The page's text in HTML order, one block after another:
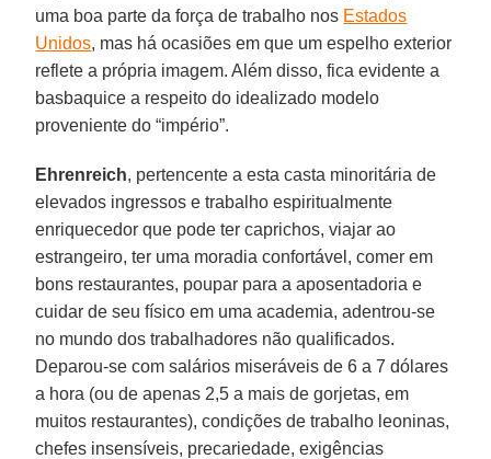
uma boa parte da força de trabalho nos Estados
Unidos, mas há ocasiões em que um espelho exterior
reflete a própria imagem. Além disso, fica evidente a
basbaquice a respeito do idealizado modelo
proveniente do “império”.
Ehrenreich, pertencente a esta casta minoritária de
elevados ingressos e trabalho espiritualmente
enriquecedor que pode ter caprichos, viajar ao
estrangeiro, ter uma moradia confortável, comer em
bons restaurantes, poupar para a aposentadoria e
cuidar de seu físico em uma academia, adentrou-se
no mundo dos trabalhadores não qualificados.
Deparou-se com salários miseráveis de 6 a 7 dólares
a hora (ou de apenas 2,5 a mais de gorjetas, em
muitos restaurantes), condições de trabalho leoninas,
chefes insensíveis, precariedade, exigências